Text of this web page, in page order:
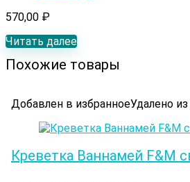
570,00 ₽
Читать далее
Похожие товары
Добавлен в избранноеУдалено
Креветка Ваннамей F&M